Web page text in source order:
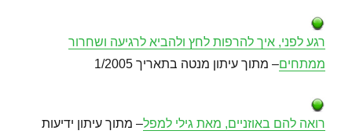
רגע לפני, איך להרפות לחץ ולהביא לרגיעה ושחרור
ממתחים– מתוך עיתון מנטה בתאריך 1/2005
רואה להם באוזניים, מאת גילי למפל– מתוך עיתון ידיעות